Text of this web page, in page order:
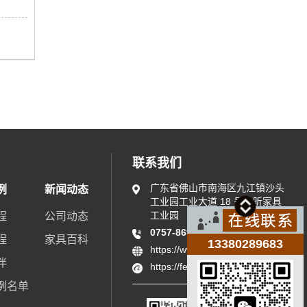
名单
新闻动态
公司动态
家具百科
联系我们
广东省佛山市南海区九江镇沙头
工业园工业大道 18 号浩昕家具
工业园
0757-8691472613380289683
https://www.fsfenghao.cn
https://fenghaojj.1688.com
13380289683